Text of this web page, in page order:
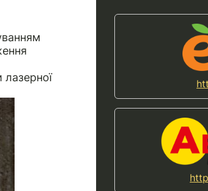
лазерної